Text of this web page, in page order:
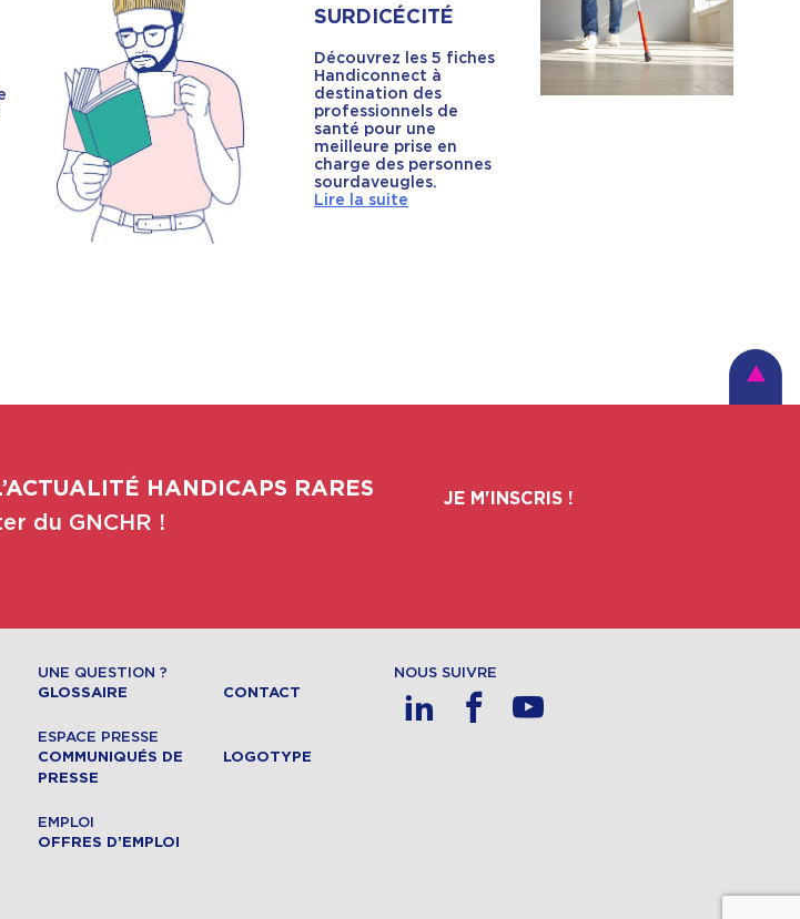
SURDICÉCITÉ
Découvrez les 5 fiches
Handiconnect à
destination des
professionnels de
santé pour une
meilleure prise en
charge des personnes
sourdaveugles.
Lire la suite
HANDICAPS RARES
du GNCHR !
JE M'INSCRIS !
UNE QUESTION ?
GLOSSAIRE CONTACT
ESPACE PRESSE
COMMUNIQUÉS DE
PRESSE
LOGOTYPE
EMPLOI
OFFRES D’EMPLOI
NOUS SUIVRE